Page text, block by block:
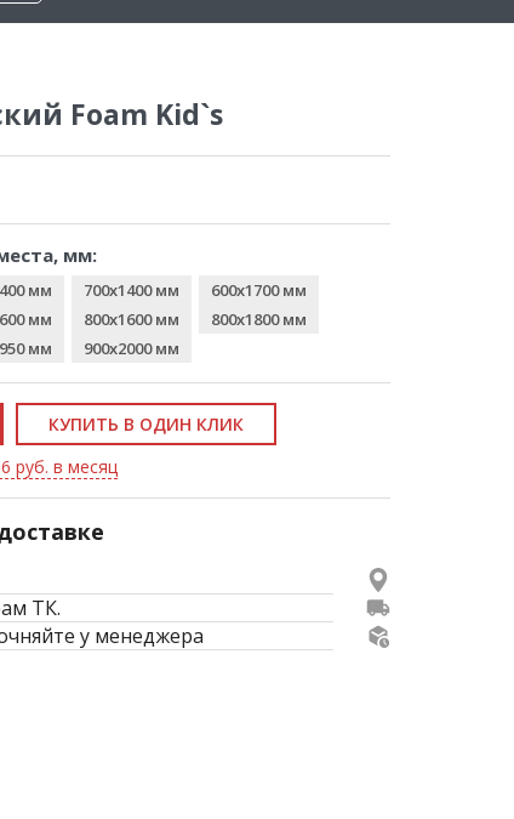
Foam Kid`s
мм:
мм 700x1400 мм
600x1700 мм
мм 800x1600 мм
800x1800 мм
мм 900x2000 мм
КУПИТЬ В ОДИН КЛИК
руб. в месяц
ТК.
у менеджера